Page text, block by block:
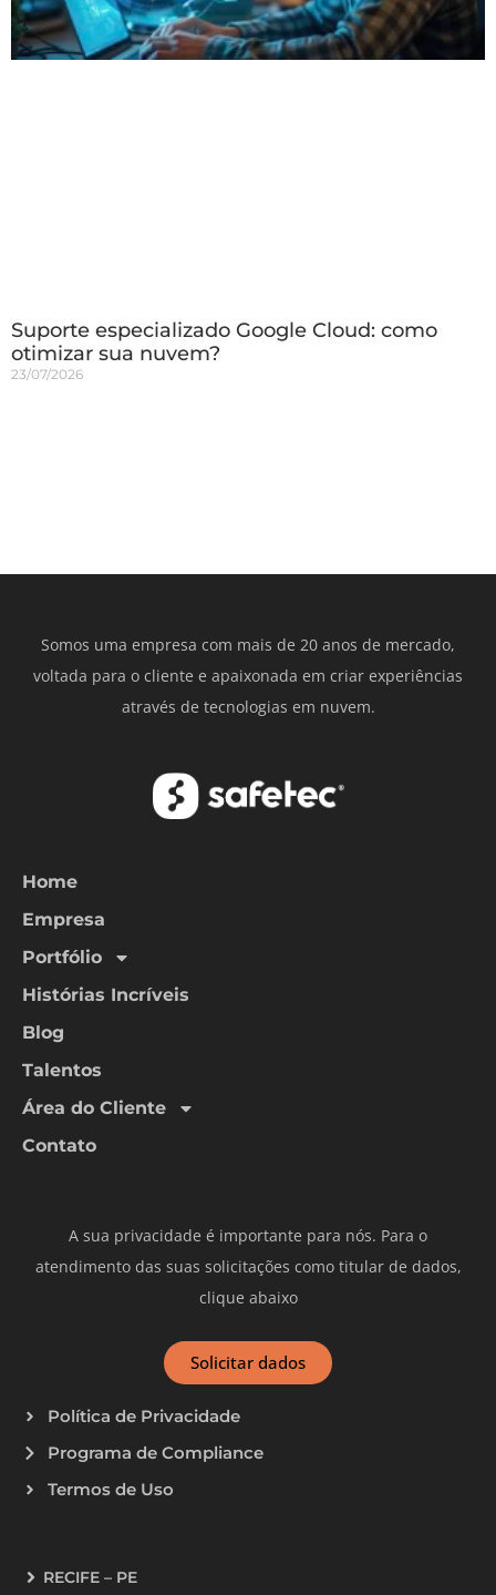
Suporte especializado Google Cloud: como
otimizar sua nuvem?
23/07/2026
Somos uma empresa com mais de 20 anos de mercado,
voltada para o cliente e apaixonada em criar experiências
através de tecnologias em nuvem.
Home
Empresa
Portfólio
Histórias Incríveis
Blog
Talentos
Área do Cliente
Contato
A sua privacidade é importante para nós. Para o
atendimento das suas solicitações como titular de dados,
clique abaixo
Solicitar dados
Política de Privacidade
Programa de Compliance
Termos de Uso
RECIFE – PE